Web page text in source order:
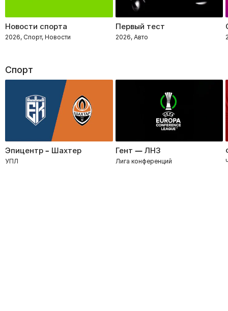
Новости спорта
2026, Спорт, Новости
Первый тест
2026, Авто
Спорт
Эпицентр – Шахтер
УПЛ
Гент — ЛНЗ
Лига конференций